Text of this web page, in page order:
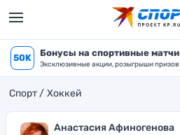
50K Бонусы на спортивные матчи
Эксклюзивные акции, розыгрыши призов
Спорт Хоккей
Анастасия Афиногенова